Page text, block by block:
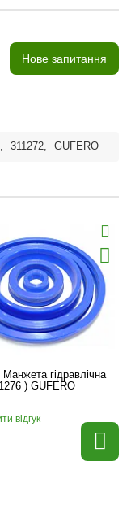
Нове запитання
, 311272, GUFERO
гідравлічна
) GUFERO
відгук